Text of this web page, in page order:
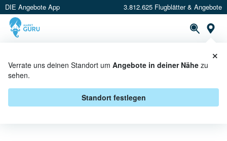
DIE Angebote App 3.812.625 Flugblätter & Angebote
Verrate uns deinen Standort um Angebote in deiner Nähe zu
sehen.
Standort festlegen
×
WIESELBURGER BEI BILLA PLUS -
ANGEBOTE & AKTIONEN